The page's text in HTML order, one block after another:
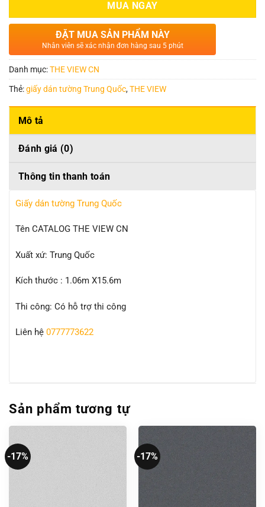
MUA NGAY
ĐẶT MUA SẢN PHẨM NÀY
Nhân viên sẽ xác nhận đơn hàng sau 5 phút
Danh mục:THE VIEW CN
Thẻ:giấy dán tường Trung Quốc,THE VIEW
Mô tả
Đánh giá (0)
Thông tin thanh toán
Giấy dán tường Trung Quốc
Tên CATALOG THE VIEW CN
Xuất xứ: Trung Quốc
Kích thước : 1.06m X15.6m
Thi công: Có hỗ trợ thi công
Liên hệ 0777773622
Sản phẩm tương tự
-17% -17%